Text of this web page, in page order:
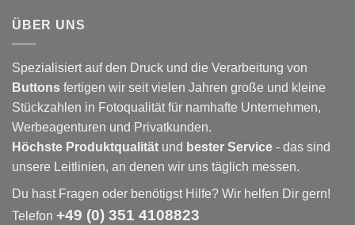
ÜBER UNS
Spezialisiert auf den Druck und die Verarbeitung von
Buttons fertigen wir seit vielen Jahren große und kleine
Stückzahlen in Fotoqualität für namhafte Unternehmen,
Werbeagenturen und Privatkunden.
Höchste Produktqualität und bester Service - das sind
unsere Leitlinien, an denen wir uns täglich messen.
Du hast Fragen oder benötigst Hilfe? Wir helfen Dir gern!
Telefon +49 (0) 351 4108823